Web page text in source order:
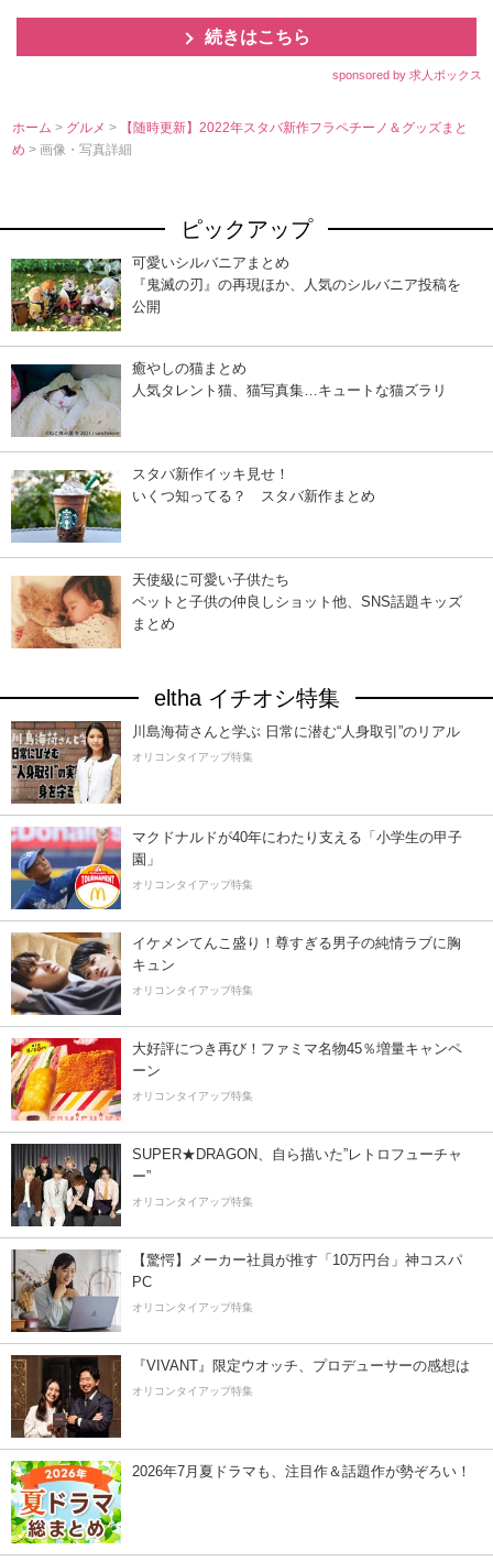
続きはこちら
sponsored by 求人ボックス
ホーム > グルメ>
【随時更新】2022年スタバ新作フラペチーノ＆グッズまと
め> 画像・写真詳細
ピックアップ
可愛いシルバニアまとめ
『鬼滅の刃』の再現ほか、人気のシルバニア投稿を
公開
癒やしの猫まとめ
人気タレント猫、猫写真集…キュートな猫ズラリ
スタバ新作イッキ見せ！
いくつ知ってる？ スタバ新作まとめ
天使級に可愛い子供たち
ペットと子供の仲良しショット他、SNS話題キッズ
まとめ
eltha イチオシ特集
川島海荷さんと学ぶ 日常に潜む“人身取引”のリアル
オリコンタイアップ特集
マクドナルドが40年にわたり支える「小学生の甲子
園」
オリコンタイアップ特集
イケメンてんこ盛り！尊すぎる男子の純情ラブに胸
キュン
オリコンタイアップ特集
大好評につき再び！ファミマ名物45％増量キャンペ
ーン
オリコンタイアップ特集
SUPER★DRAGON、自ら描いた”レトロフューチャ
ー”
オリコンタイアップ特集
【驚愕】メーカー社員が推す「10万円台」神コスパ
PC
オリコンタイアップ特集
『VIVANT』限定ウオッチ、プロデューサーの感想は
オリコンタイアップ特集
2026年7月夏ドラマも、注目作＆話題作が勢ぞろい！